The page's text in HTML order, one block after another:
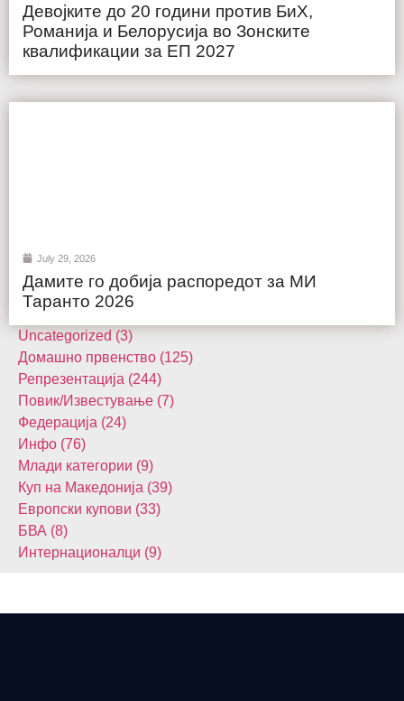
Девојките до 20 години против БиХ,
Романија и Белорусија во Зонските
квалификации за ЕП 2027
July 29, 2026
Дамите го добија распоредот за МИ
Таранто 2026
Uncategorized (3)
Домашнo првенство (125)
Репрезентација (244)
Повик/Известување (7)
Федерација (24)
Инфо (76)
Млади категории (9)
Куп на Македонија (39)
Европски купови (33)
БВА (8)
Интернационалци (9)